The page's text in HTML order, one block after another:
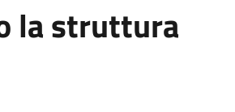
la struttura